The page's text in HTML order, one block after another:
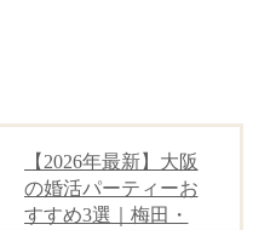
【2026年最新】大阪
の婚活パーティーお
すすめ3選｜梅田・